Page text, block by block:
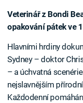
Veterinář z Bondi
opakování pátek ve
Hlavními hrdiny
Sydney – doktor
– a úchvatná
nejslavnějším
Každodenní